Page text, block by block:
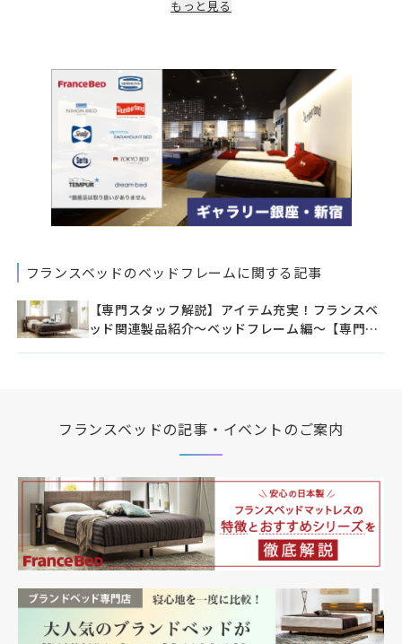
備考
コンセント付き
もっと見る
フランスベッドのベッドフレームに関する記事
【専門スタッフ解説】アイテム充実！フランスベ
ッド関連製品紹介～ベッドフレーム編～【専門ス
テム充実！フランスベッド関連製品紹介～ベッド
フレーム編～【専門スタッフ解説】アイテム充
実！フランスベッド関連製品紹介～ベッドフレー
ム編～【専門スタッフ解説】アイテム充実！フラ
ンスベッド関連製品紹介～ベッドフレーム編～
【専門スタッフ解説】アイテム充実！フランスベ
ッド関連製品紹介～ベッドフレーム編～【専門ス
タッフ解説】アイテム充実！フランスベッド関連
製品紹介～ベッドフレーム編～【専門スタッフ解
説】アイテム充実！フランスベッド関連製品紹介
～ベッドフレーム編～【専門スタッフ解説】アイ
テム充実！フランスベッド関連製品紹介～ベッド
フランスベッドの記事・イベントのご案内